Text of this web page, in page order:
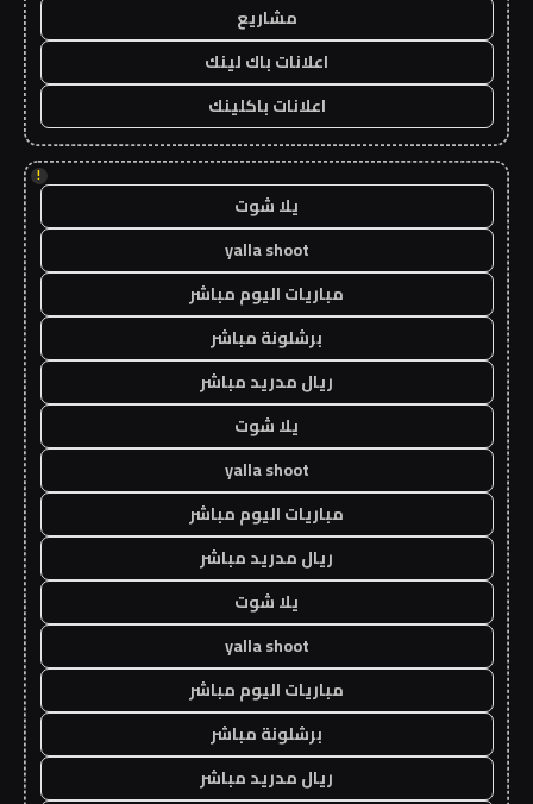
مشاريع
اعلانات باك لينك
اعلانات باكلينك
!
يلا شوت
yalla shoot
مباريات اليوم مباشر
برشلونة مباشر
ريال مدريد مباشر
يلا شوت
yalla shoot
مباريات اليوم مباشر
ريال مدريد مباشر
يلا شوت
yalla shoot
مباريات اليوم مباشر
برشلونة مباشر
ريال مدريد مباشر